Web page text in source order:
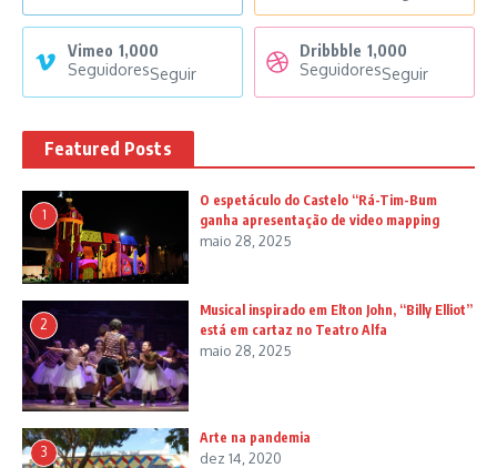
Vimeo 1,000
SeguidoresSeguir
Dribbble 1,000
SeguidoresSeguir
Featured Posts
1
O espetáculo do Castelo “Rá-Tim-Bum
ganha apresentação de video mapping
maio 28, 2025
2
Musical inspirado em Elton John, “Billy Elliot”
está em cartaz no Teatro Alfa
maio 28, 2025
3
Arte na pandemia
dez 14, 2020